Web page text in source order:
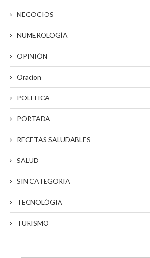
NEGOCIOS
NUMEROLOGÍA
OPINIÓN
Oracion
POLITICA
PORTADA
RECETAS SALUDABLES
SALUD
SIN CATEGORIA
TECNOLÓGIA
TURISMO